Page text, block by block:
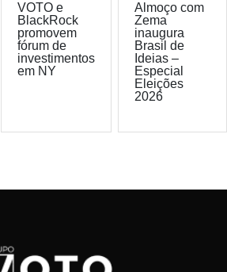
VOTO e
BlackRock
promovem
fórum de
investimentos
em NY
Almoço com
Zema
inaugura
Brasil de
Ideias –
Especial
Eleições
2026